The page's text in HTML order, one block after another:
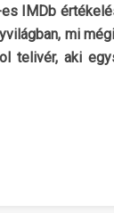
IMDb
mi
telivér, aki